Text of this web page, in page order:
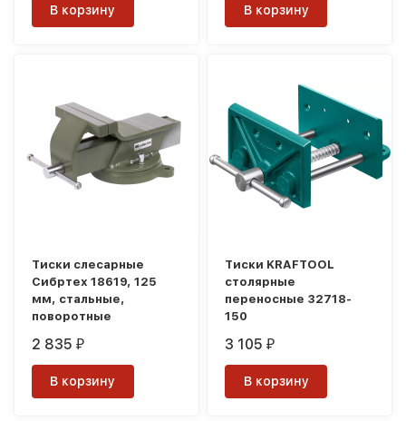
В корзину В корзину
Тиски слесарные
Сибртех 18619, 125
мм, стальные,
поворотные
2 835₽
В корзину
Тиски KRAFTOOL
столярные
переносные 32718-
150
3 105₽
В корзину